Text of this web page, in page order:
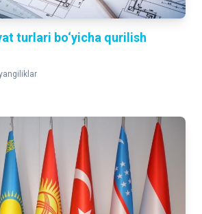
turlari bo‘yicha qurilish